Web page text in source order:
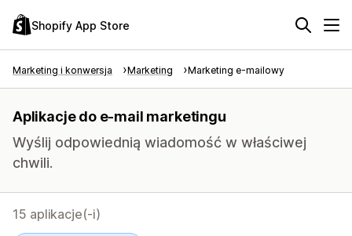
Shopify App Store
Marketing i konwersja Marketing Marketing e-mailowy
Aplikacje do e-mail marketingu
Wyślij odpowiednią wiadomość w właściwej
chwili.
15 aplikacje(-i)